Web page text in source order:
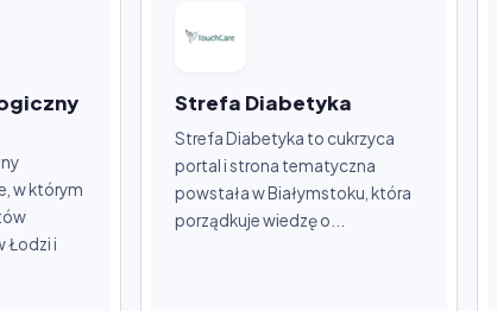
w którym
Łodzi i
Strefa Diabetyka
Strefa Diabetyka to cukrzyca
portal i strona tematyczna
powstała w Białymstoku, która
porządkuje wiedzę o...